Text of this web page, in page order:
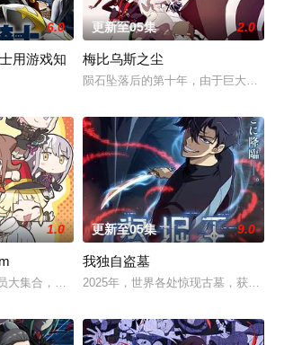
の交流を避けて生きてきた彼女は、とある出会い
，不是把烟头往窗外乱丢，就是对人乱吐口水，偶
6.0
用游戏知
更新至05集 2.0
梅比乌斯之尘
陨石坠落后的第十年，由于巨大结晶
的“不可触碰之物”。世代担任山神守护的三十木谷家
1.0
大集合，充满前卫魅力的痛快女子乐队喜剧！来这里
更新至05集 9.0
我独自盗墓
2025年，世界各处惊现古墓，获得墓